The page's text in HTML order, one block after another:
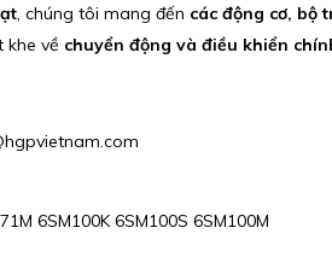
, chúng tôi mang đến các động cơ, bộ
khe về chuyển động và điều khiển
6SM100K 6SM100S 6SM100M